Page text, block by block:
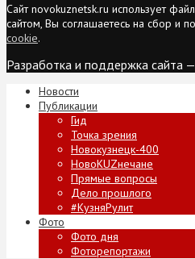
Сайт novokuznetsk.ru использует
сайтом, Вы соглашаетесь на сбор и
cookie.
Разработка и поддержка сайта —
Новости
Публикации
Гид
Точка зрения
Новокузнецк-400
НовоKUZнечане
Прямые вопросы
Дело прошлого
#КузняРулит
Фото
Фото дня
Фоторепортажи